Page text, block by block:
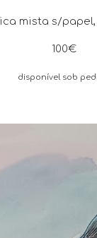
mista s/papel,
100€
disponível sob